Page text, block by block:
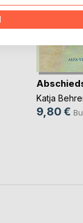
Katja
9,80 €